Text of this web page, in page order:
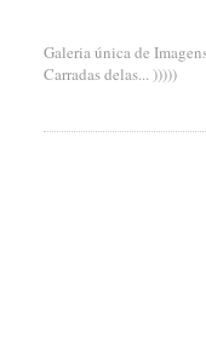
Galeria única de
Carradas delas... )))))